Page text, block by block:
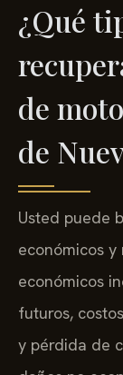
¿Qué
de
de
Usted puede
económicos y
económicos
futuros,
y pérdida de